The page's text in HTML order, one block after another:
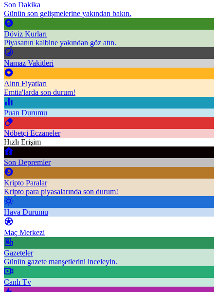
Son Dakika
Günün son gelişmelerine yakından bakın.
Döviz Kurları
Piyasanın kalbine yakından göz atın.
Namaz Vakitleri
Altın Fiyatları
Emtia'larda son durum!
Puan Durumu
Nöbetçi Eczaneler
Hızlı Erişim
Son Depremler
Kripto Paralar
Kripto para piyasalarında son durum!
Hava Durumu
Maç Merkezi
Gazeteler
Günün gazete manşetlerini inceleyin.
Canlı Tv